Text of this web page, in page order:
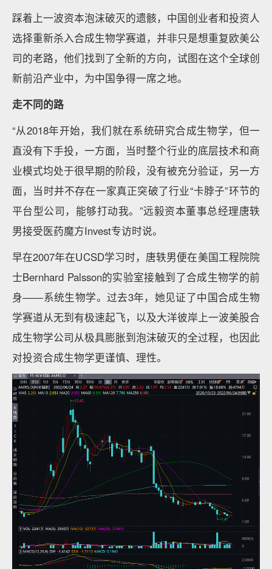
踩着上一波资本泡沫破灭的遗骸，中国创业者和投资人
选择重新杀入合成生物学赛道，并非只是想重复欧美公
司的老路，他们找到了全新的方向，试图在这个全球创
新前沿产业中，为中国争得一席之地。
走不同的路
“从2018年开始，我们就在系统研究合成生物学，但一
直没有下手投，一方面，当时整个行业的底层技术和商
业模式均处于很早期的阶段，没有被充分验证，另一方
面，当时并不存在一家真正突破了行业“卡脖子”环节的
平台型公司，能够打动我。”远毅资本董事总经理唐轶
男接受医药魔方Invest专访时说。
早在2007年在UCSD学习时，唐轶男便在美国工程院院
士Bernhard Palsson的实验室接触到了合成生物学的前
身——系统生物学。过去3年，她见证了中国合成生物
学赛道从无到有极速起飞，以及大洋彼岸上一波美股合
成生物学公司从极具膨胀到泡沫破灭的全过程，也因此
对投资合成生物学更谨慎、理性。